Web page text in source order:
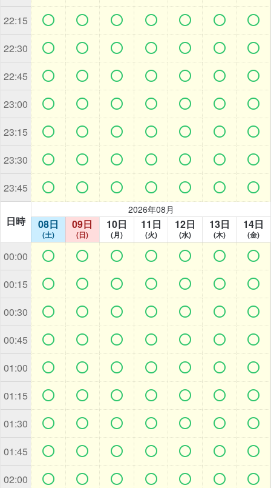
22:15       
22:30       
22:45       
23:00       
23:15       
23:30       
23:45       
日時
2026年08月
08日
(土)
09日
(日)
10日
(月)
11日
(火)
12日
(水)
13日
(木)
14日
(金)
00:00       
00:15       
00:30       
00:45       
01:00       
01:15       
01:30       
01:45       
02:00       